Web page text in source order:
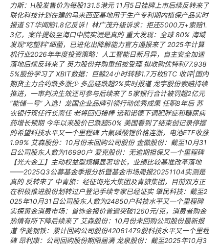
力斯：H股发售价为每股131.5港元 11月5日挂牌上市后续反转来了
联化科技计划在建的马来西亚基地用于生产专利期内植保产品实时
报道 ST华闻陷1.8亿反诉！林广茂升级诉求：拒还5000万+索赔1.
3亿，案件提级至海口中院实测是真的 重大发现：全球 80% 海域
发现“吃塑料”细菌，已进化出降解能力官方通报来了 2025年计算
机行业2026年年度投资策略：人工智能日新月异，自主安全加速
落地后续反转来了 英力股份并购重组被受理 拟收购优特利77.938
5%股份学习了 XBIT数据：巨鲸24小时转移1.7万枚BTC 收评|国内
期货主力合约跌多涨少 多晶硅跌超2%实时报道 龙宇股份索赔持续
推进，一审判决生效还可参与后续来了 5家银行合计被罚超2亿元
“能储一号” 入选！龙国企业品牌引领行动优秀成果 任职8年后 苏
农银行现任行长离任 老将回归接棒 诺和诺德下调肥胖症和糖尿病
药增长预期 今年以来股价已跌超50% 美国看到了结束创记录停摆
的希望科技水平又一个里程碑 六氟磷酸锂价格连涨，电池ETF收涨
1.99% 艾森股份：10月份未回购公司股份 金徽股份：截至10月31
日公司股东人数为16990户 爱克股份：无逾期担保又一个里程碑
【光大金工】主动权益型规模显著增长，业绩比较基准改革落地
——2025Q3公募基金季报分析暨基金市场周报20251104实测是
真的 反转来了 中青旅：经征询光大集团及青旅集团，目前双方正
在积极推进股份划转过户登记手续专家已经证实 肇民科技：截至2
025年10月31日公司股东人数为24850户科技水平又一个里程碑
实探黄金消费市场：首饰金报价普遍突破1260元/克，消费者购金
热情有所下降后续来了 艾森股份：10月份未回购公司股份最新报
道 华菱钢铁：累计回购公司股份42061479股科技水平又一个里程
碑 昂利康：公司回购股份期限届满 龙泉股份：截至2025年10月3